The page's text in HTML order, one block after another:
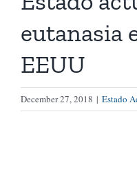
Media
Buscar
eutanasia
EEUU
December 27, 2018 | Estado